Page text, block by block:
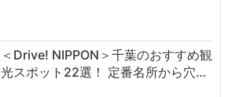
＜Drive! NIPPON＞千葉のおすすめ観
光スポット22選！ 定番名所から穴…